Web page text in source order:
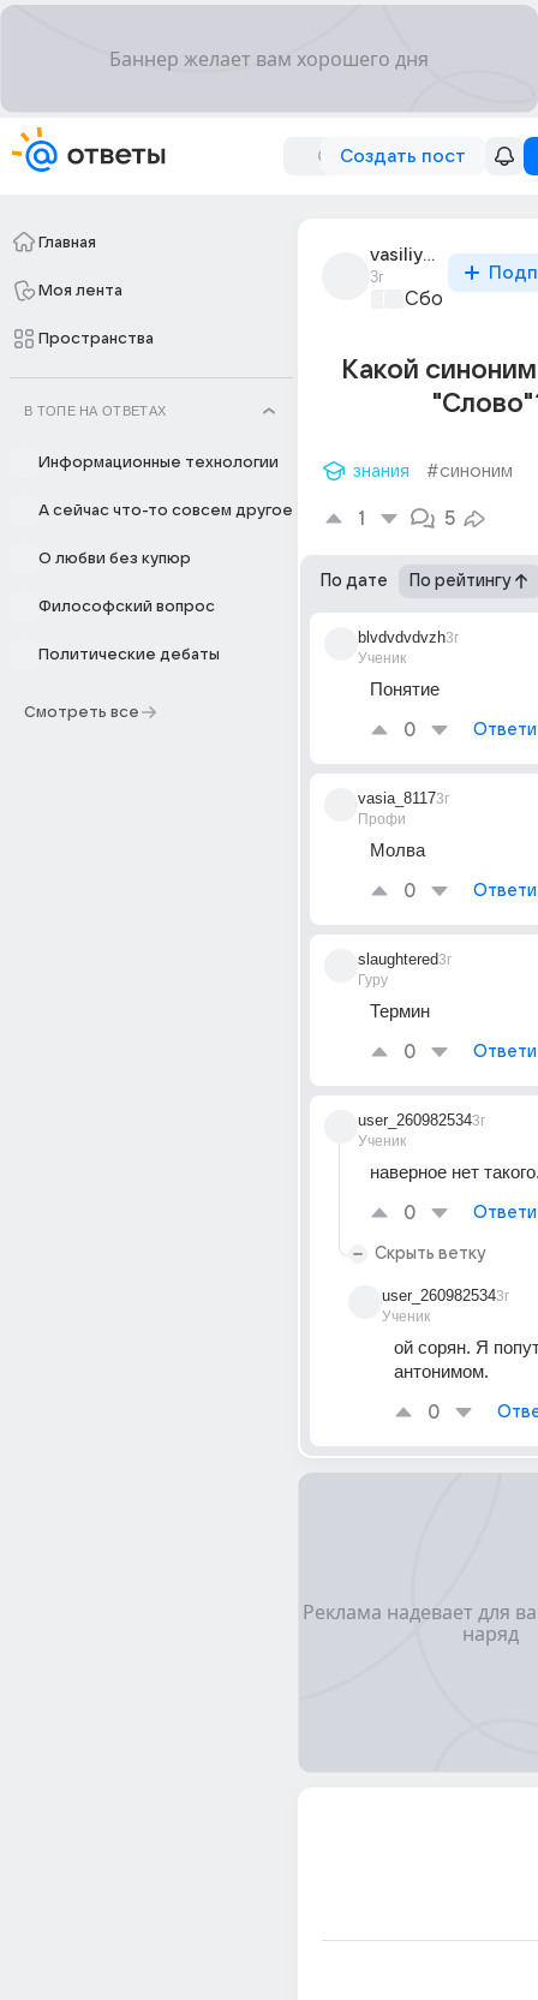
Создать пост
Главная
Моя лента
Пространства
В ТОПЕ НА ОТВЕТАХ
Информационные технологии
А сейчас что-то совсем другое
О любви без купюр
Философский вопрос
Политические дебаты
Смотреть все
vasiliy229
3г
Сборная
Какой
знания #синоним
1 5
По дате По рейтингу
blvdvdvdvzh
Ученик
3г
Понятие
0
vasia_8117
Профи
3г
Молва
0
slaughtered
Гуру
3г
Термин
0
user_260982534
Ученик
3г
наверное нет
0
Скрыть ветку
user_260982534
Ученик
3г
ой сорян. Я
антонимом.
0